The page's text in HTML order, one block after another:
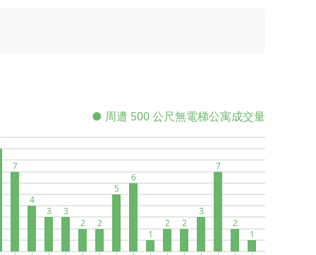
● 周遭 500 公尺無電梯公寓成交量
7
4
3
3
2
2
5
6
1
2 2
3
7
2
1